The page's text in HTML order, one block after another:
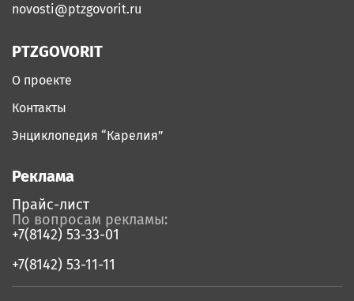
novosti@ptzgovorit.ru
PTZGOVORIT
О проекте
Контакты
Энциклопедия “Карелия”
Реклама
Прайс-лист
По вопросам рекламы:
+7(8142) 53-33-01
+7(8142) 53-11-11